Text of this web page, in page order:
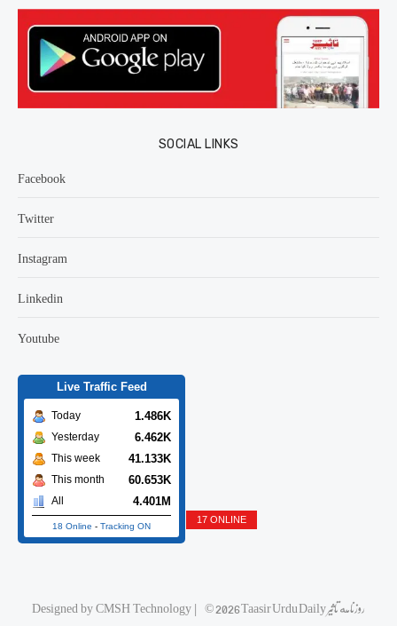
SOCIAL LINKS
Facebook
Twitter
Instagram
Linkedin
Youtube
Live Traffic Feed
Today 1.486K
Yesterday 6.462K
This week 41.133K
This month 60.653K
All 4.401M
18 Online - Tracking ON
17 ONLINE
Designed byCMSH Technology| © 2026 Taasir Urdu Daily روزنامه تاثیر